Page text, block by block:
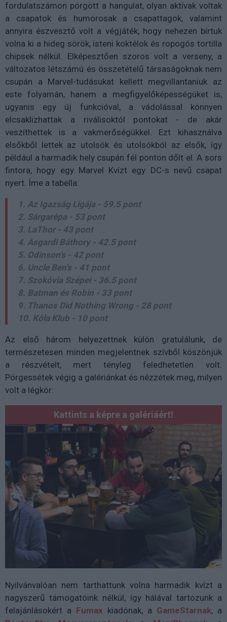
fordulatszámon pörgött a hangulat, olyan aktívak voltak
a csapatok és humorosak a csapattagok, valamint
annyira észvesztő volt a végjáték, hogy nehezen bírtuk
volna ki a hideg sörök, isteni koktélok és ropogós tortilla
chipsek nélkül. Elképesztően szoros volt a verseny, a
változatos létszámú és összetételű társaságoknak nem
csupán a Marvel-tudásukat kellett megvillantaniuk az
este folyamán, hanem a megfigyelőképességüket is,
ugyanis egy új funkcióval, a vádolással könnyen
elcsaklizhattak a riválisoktól pontokat - de akár
veszíthettek is a vakmerőségükkel. Ezt kihasználva
elsőkből lettek az utolsók és utolsókból az elsők, így
például a harmadik hely csupán fél ponton dőlt el. A sors
fintora, hogy egy Marvel Kvízt egy DC-s nevű csapat
nyert. Íme a tabella:
1. Az Igazság Ligája - 59.5 pont
2. Sárgarépa - 53 pont
3. LaThor - 43 pont
4. Asgardi Báthory - 42.5 pont
5. Odinson's - 42 pont
6. Uncle Ben's - 41 pont
7. Szokóvia Szépei - 36.5 pont
8. Batman és Robin - 33 pont
9. Thanos Did Nothing Wrong - 28 pont
10. Kóla Klub - 10 pont
Az első három helyezettnek külön gratulálunk, de
természetesen minden megjelentnek szívből köszönjük
a részvételt, mert tényleg feledhetetlen volt.
Pörgessétek végig a galériánkat és nézzétek meg, milyen
volt a légkör:
Kattints a képre a galériáért!
Nyilvánvalóan nem tarthattunk volna harmadik kvízt a
nagyszerű támogatóink nélkül, így hálával tartozunk a
felajánlásokért a Fumax kiadónak, a GameStarnak, a